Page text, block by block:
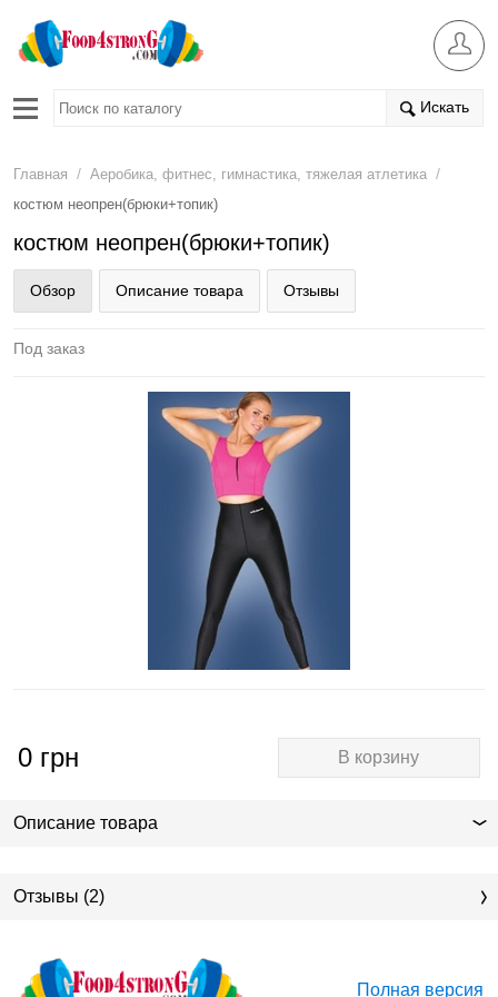
Искать
Главная / Аеробика, фитнес, гимнастика, тяжелая атлетика /
костюм неопрен(брюки+топик)
костюм неопрен(брюки+топик)
Обзор Описание товара Отзывы
Под заказ
0 грн В корзину
Описание товара
Отзывы (2)
Полная версия